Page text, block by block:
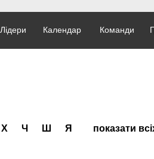
Лідери Календар Команди
Х Ч Ш Я показати